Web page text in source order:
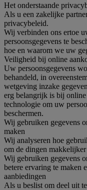
Het onderstaande
Als u een zakelijke
privacybeleid.
Wij verbinden ons ertoe
persoonsgegevens te
hoe en waarom we uw
Veiligheid bij online
Uw persoonsgegevens
behandeld, in
wetgeving inzake
erg belangrijk is bij
technologie om uw
beschermen.
Wij gebruiken gegevens
maken
Wij analyseren hoe
om de dingen makkelijker
Wij gebruiken gegevens
betere ervaring te maken
aanbiedingen
Als u beslist om deel uit